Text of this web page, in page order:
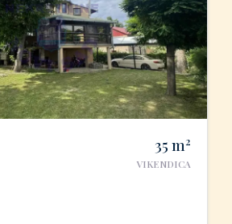
35 m2
VIKENDICA